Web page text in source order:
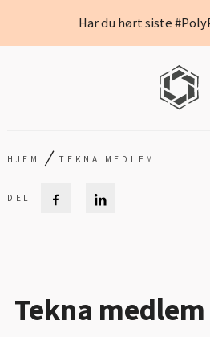
Har du hørt siste
HJEM /TEKNA MEDLEM
Tekna medlem